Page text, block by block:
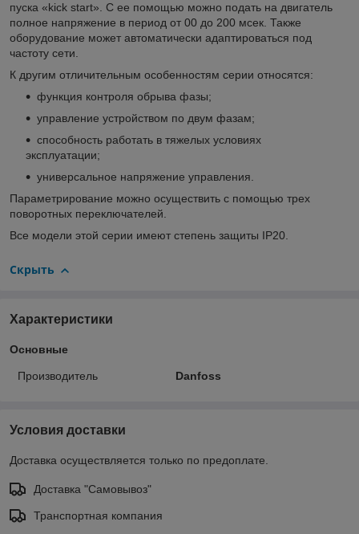
пуска «kick start». С ее помощью можно подать на двигатель
полное напряжение в период от 00 до 200 мсек. Также
оборудование может автоматически адаптироваться под
частоту сети.
К другим отличительным особенностям серии относятся:
функция контроля обрыва фазы;
управление устройством по двум фазам;
способность работать в тяжелых условиях
эксплуатации;
универсальное напряжение управления.
Параметрирование можно осуществить с помощью трех
поворотных переключателей.
Все модели этой серии имеют степень защиты IP20.
Скрыть
Характеристики
Основные
Производитель Danfoss
Условия доставки
Доставка осуществляется только по предоплате.
Доставка "Самовывоз"
Транспортная компания